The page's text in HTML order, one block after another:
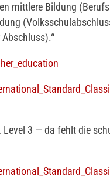
mittlere Bildung
3 — da fehlt die